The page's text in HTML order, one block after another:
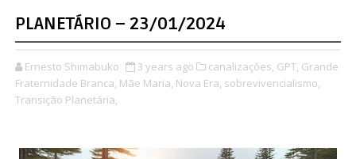
PLANETÁRIO – 23/01/2024
Ernesto Shimabuko 3 years ago canalizações, GPT, Grande
Fraternidade Branca, Mãe Maria, Nova Era, sobrevivencialismo,
Transição Planetária,